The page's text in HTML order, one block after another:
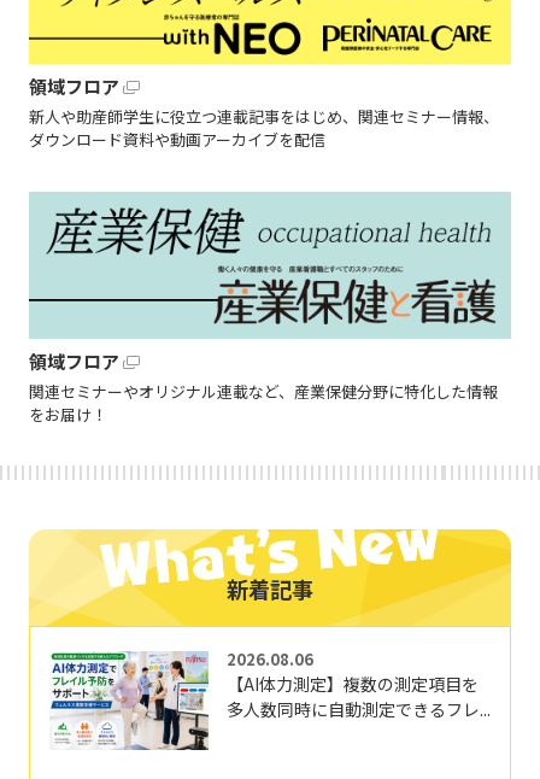
領域フロア
新人や助産師学生に役立つ連載記事をはじめ、関連セミナー情報、
ダウンロード資料や動画アーカイブを配信
領域フロア
関連セミナーやオリジナル連載など、産業保健分野に特化した情報
をお届け！
新着記事
2026.08.06
【AI体力測定】複数の測定項目を
多人数同時に自動測定できるフレ...